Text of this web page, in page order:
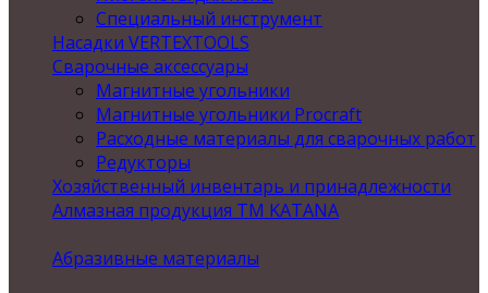
Специальный инструмент
Насадки VERTEXTOOLS
Сварочные аксессуары
Магнитные угольники
Магнитные угольники Procraft
Расходные материалы для сварочных работ
Редукторы
Хозяйственный инвентарь и принадлежности
Алмазная продукция ТМ KATANA
Абразивные материалы